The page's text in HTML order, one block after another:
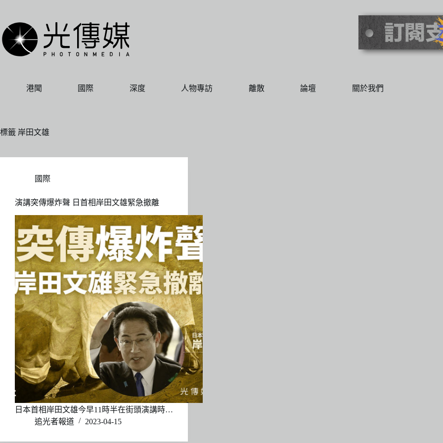
主
要
內
港聞 國際 深度 人物專訪 離散 論壇 關於我們
標籤 岸田文雄
國際
演講突傳爆炸聲 日首相岸田文雄緊急撤離
日本首相岸田文雄今早11時半在街頭演講時…
追光者報道
2023-04-15